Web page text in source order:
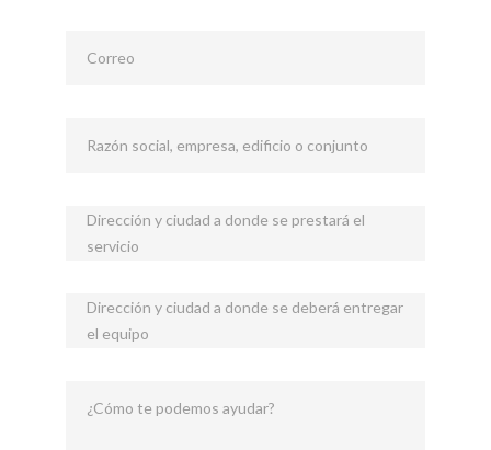
Correo
Razón social, empresa, edificio o conjunto
Dirección y ciudad a donde se prestará el
servicio
Dirección y ciudad a donde se deberá entregar
el equipo
¿Cómo te podemos ayudar?